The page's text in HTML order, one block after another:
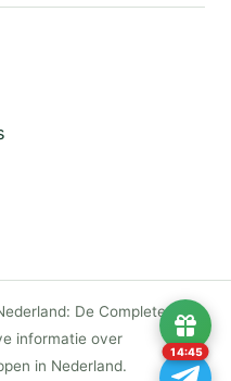
De Complete Gids
informatie over
in Nederland.
14:44